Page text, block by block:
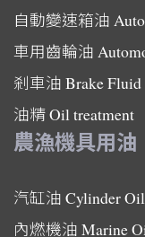
自動變速箱油
車用齒輪油
剎車油 Brake Fluid
油精Oil treatment
農漁機具用油
汽缸油 Cylinder Oil
內燃機油 Marine